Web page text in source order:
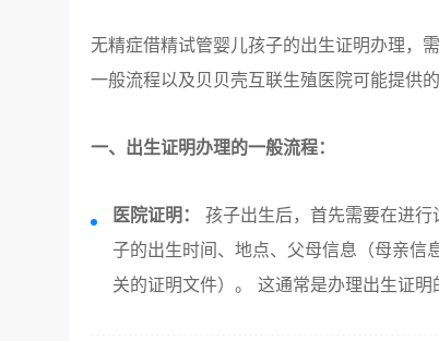
无精症借精试管婴儿孩子的出生证明办理，
一般流程以及贝贝壳互联生殖医院可能提供的
一、出生证明办理的一般流程：
医院证明：
孩子出生后，首先需要在进
子的出生时间、地点、父母信息（母亲信
关的证明文件）。 这通常是办理出生证明